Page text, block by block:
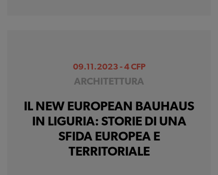
09.11.2023 - 4 CFP
ARCHITETTURA
IL NEW EUROPEAN BAUHAUS
IN LIGURIA: STORIE DI UNA
SFIDA EUROPEA E
TERRITORIALE